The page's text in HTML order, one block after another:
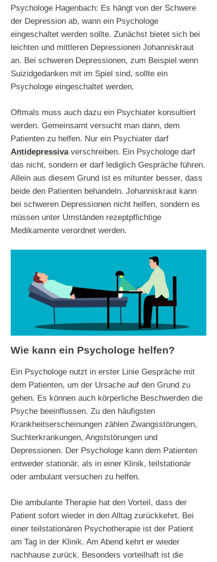
Psychologe Hagenbach: Es hängt von der Schwere
der Depression ab, wann ein Psychologe
eingeschaltet werden sollte. Zunächst bietet sich bei
leichten und mittleren Depressionen Johanniskraut
an. Bei schweren Depressionen, zum Beispiel wenn
Suizidgedanken mit im Spiel sind, sollte ein
Psychologe eingeschaltet werden.
Oftmals muss auch dazu ein Psychiater konsultiert
werden. Gemeinsamt versucht man dann, dem
Patienten zu helfen. Nur ein Psychiater darf
Antidepressivaverschreiben. Ein Psychologe darf
das nicht, sondern er darf lediglich Gespräche führen.
Allein aus diesem Grund ist es mitunter besser, dass
beide den Patienten behandeln. Johanniskraut kann
bei schweren Depressionen nicht helfen, sondern es
müssen unter Umständen rezeptpflichtige
Medikamente verordnet werden.
Wie kann ein Psychologe helfen?
Ein Psychologe nutzt in erster Linie Gespräche mit
dem Patienten, um der Ursache auf den Grund zu
gehen. Es können auch körperliche Beschwerden die
Psyche beeinflussen. Zu den häufigsten
Krankheitserscheinungen zählen Zwangsstörungen,
Suchterkrankungen, Angststörungen und
Depressionen. Der Psychologe kann dem Patienten
entweder stationär, als in einer Klinik, teilstationär
oder ambulant versuchen zu helfen.
Die ambulante Therapie hat den Vorteil, dass der
Patient sofort wieder in den Alltag zurückkehrt. Bei
einer teilstationären Psychotherapie ist der Patient
am Tag in der Klinik. Am Abend kehrt er wieder
nachhause zurück. Besonders vorteilhaft ist die